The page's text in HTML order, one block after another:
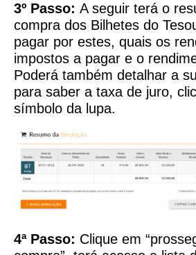
3º Passo: A seguir terá o
compra dos Bilhetes do
pagar por estes, quais os
impostos a pagar e o
Poderá também detalhar a
para saber a taxa de juro,
símbolo da lupa.
4ª Passo: Clique em